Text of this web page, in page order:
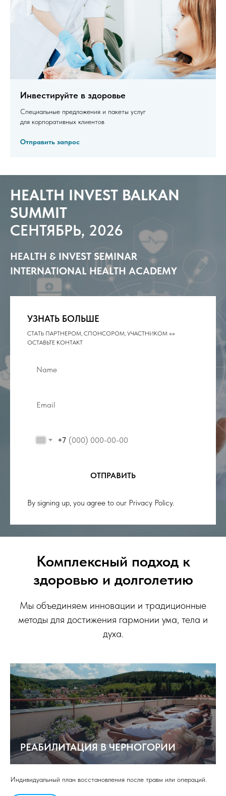
Инвестируйте в здоровье
Специальные предложения и пакеты услуг
для корпоративных клиентов
Отправить запрос
HEALTH INVEST BALKAN
SUMMIT
СЕНТЯБРЬ, 2026
HEALTH & INVEST SEMINAR
INTERNATIONAL HEALTH ACADEMY
УЗНАТЬ БОЛЬШЕ
СТАТЬ ПАРТНЕРОМ, СПОНСОРОМ, УЧАСТНИКОМ >>>>
ОСТАВЬТЕ КОНТАКТ
+7
ОТПРАВИТЬ
By signing up, you agree to our Privacy Policy.
Комплексный подход к
здоровью и долголетию
Мы объединяем инновации и традиционные
методы для достижения гармонии ума, тела и
духа.
РЕАБИЛИТАЦИЯ В ЧЕРНОГОРИИ
Индивидуальный план восстановления после травм или операций.